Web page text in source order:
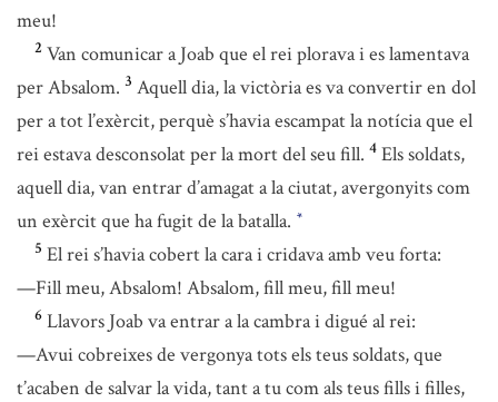
meu!
2 Van comunicar a Joab que el rei plorava i es lamentava
per Absalom. 3 Aquell dia, la victòria es va convertir en dol
per a tot l’exèrcit, perquè s’havia escampat la notícia que el
rei estava desconsolat per la mort del seu fill. 4 Els soldats,
aquell dia, van entrar d’amagat a la ciutat, avergonyits com
un exèrcit que ha fugit de la batalla. *
5 El rei s’havia cobert la cara i cridava amb veu forta:
—Fill meu, Absalom! Absalom, fill meu, fill meu!
6 Llavors Joab va entrar a la cambra i digué al rei:
—Avui cobreixes de vergonya tots els teus soldats, que
t’acaben de salvar la vida, tant a tu com als teus fills i filles,